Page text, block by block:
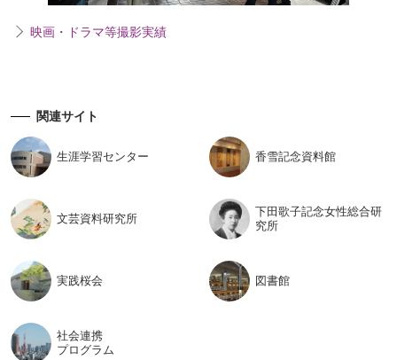
映画・ドラマ等撮影実績
関連サイト
生涯学習センター 香雪記念資料館
文芸資料研究所
下田歌子記念女性総合研
究所
実践桜会 図書館
社会連携
プログラム